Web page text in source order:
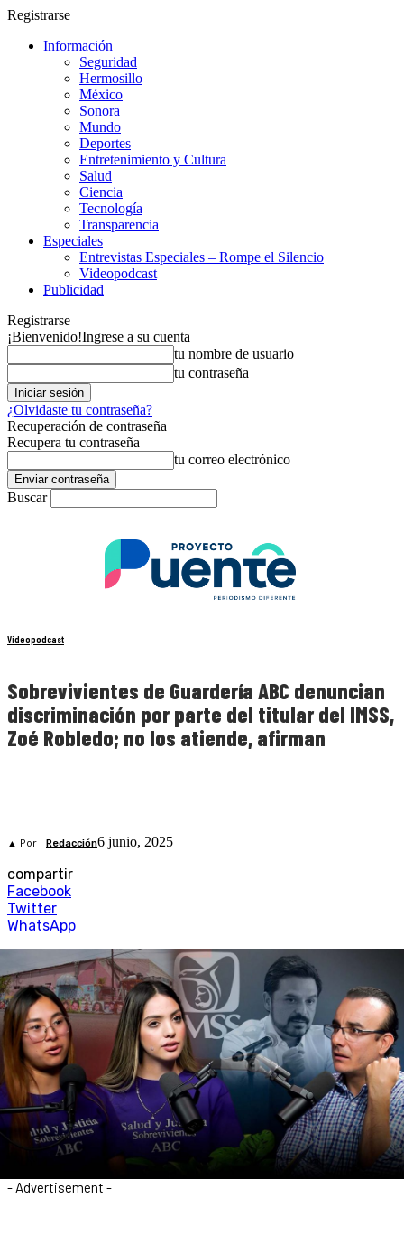
Registrarse
Información
Seguridad
Hermosillo
México
Sonora
Mundo
Deportes
Entretenimiento y Cultura
Salud
Ciencia
Tecnología
Transparencia
Especiales
Entrevistas Especiales – Rompe el Silencio
Videopodcast
Publicidad
Registrarse
¡Bienvenido!Ingrese a su cuenta
tu nombre de usuario
tu contraseña
¿Olvidaste tu contraseña?
Recuperación de contraseña
Recupera tu contraseña
tu correo electrónico
Buscar
Videopodcast
Sobrevivientes de Guardería ABC denuncian
discriminación por parte del titular del IMSS,
Zoé Robledo; no los atiende, afirman
▲ Por Redacción6 junio, 2025
compartir
Facebook
Twitter
WhatsApp
- Advertisement -